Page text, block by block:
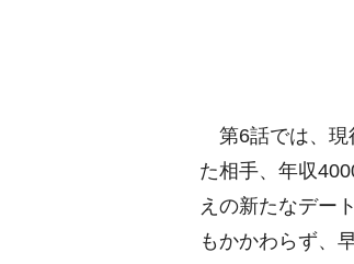
第6話では、現
た相手、年収
えの新たなデー
もかかわらず、